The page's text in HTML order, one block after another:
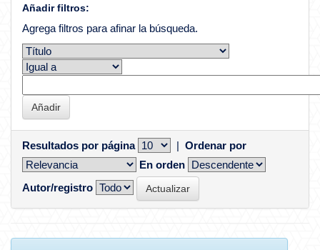
Añadir filtros:
Agrega filtros para afinar la búsqueda.
Resultados por página | Ordenar por
En orden
Autor/registro